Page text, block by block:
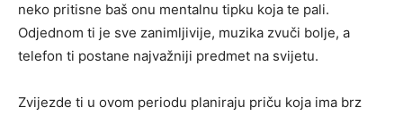
neko pritisne baš onu mentalnu tipku koja te pali.
Odjednom ti je sve zanimljivije, muzika zvuči bolje, a
telefon ti postane najvažniji predmet na svijetu.
Zvijezde ti u ovom periodu planiraju priču koja ima brz